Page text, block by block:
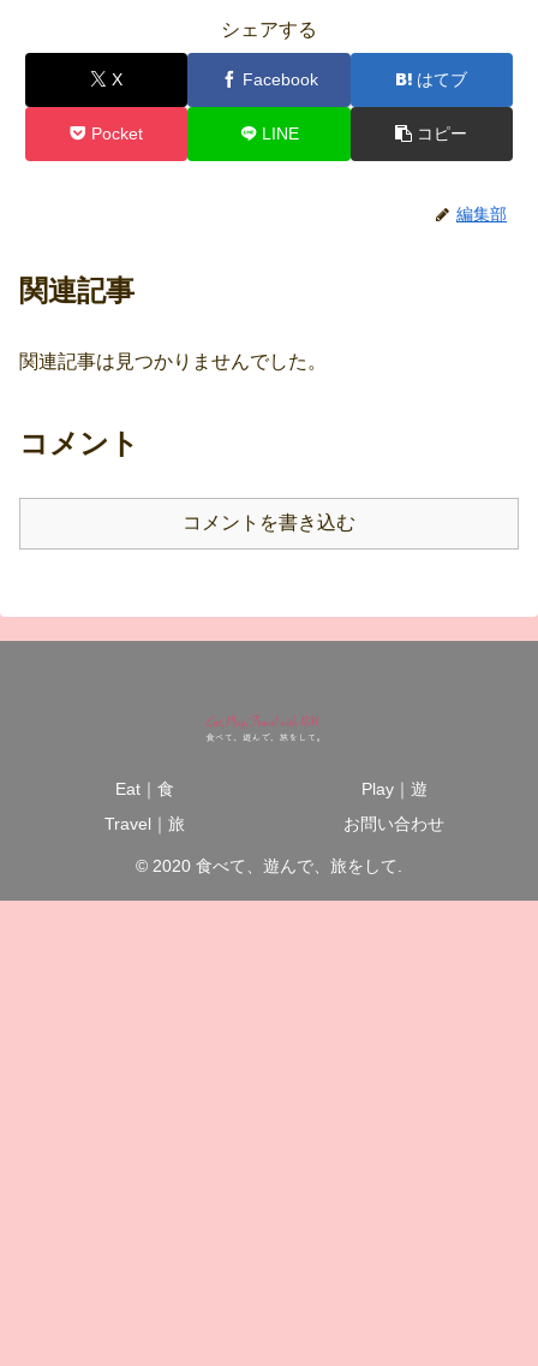
シェアする
X Facebook はてブ
Pocket LINE コピー
編集部
関連記事
関連記事は見つかりませんでした。
コメント
コメントを書き込む
Eat｜食
Play｜遊
Travel｜旅
お問い合わせ
© 2020 食べて、遊んで、旅をして.